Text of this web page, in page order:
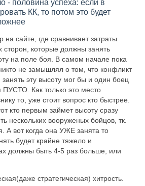
- половина успеха: если в
КК, то потом это будет
сайте, где сравнивает затраты
сторон, которые должны занять
на поле боя. В самом начале пока
не замышлял о том, что конфликт
занять эту высоту мог бы и один боец
ПУСТО. Как только это место
то, уже стоит вопрос кто быстрее.
кто первым займет высоту сразу
нескольких вооруженых бойцов, тк.
А вот когда она УЖЕ занята то
будет крайне тяжело и
должны быть 4-5 раз больше, или
стратегическая) хитрость.